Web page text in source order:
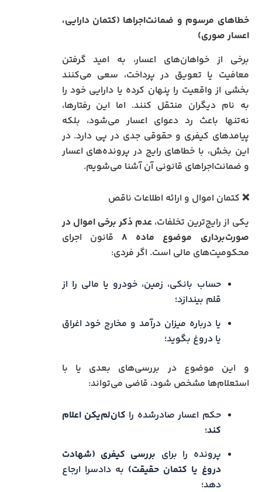
خطاهای مرسوم و ضمانت‌اجراها (کتمان دارایی،
اعسار صوری)
برخی از خواهان‌های اعسار، به امید گرفتن
معافیت یا تعویق در پرداخت، سعی می‌کنند
بخشی از واقعیت را پنهان کرده یا دارایی خود را
به نام دیگران منتقل کنند. اما این رفتارها،
نه‌تنها باعث رد دعوای اعسار می‌شود، بلکه
پیامدهای کیفری و حقوقی جدی در پی دارد. در
این بخش، با خطاهای رایج در پرونده‌های اعسار
و ضمانت‌اجراهای قانونی آن آشنا می‌شویم.
❌ کتمان اموال و ارائه اطلاعات ناقص
یکی از رایج‌ترین تخلفات، عدم ذکر برخی اموال در
صورت‌برداری موضوع ماده ۸
قانون اجرای
محکومیت‌های مالی است. اگر فردی:
حساب بانکی، زمین، خودرو یا مالی را از
قلم بیندازد؛
یا درباره میزان درآمد و مخارج خود اغراق
یا دروغ بگوید؛
و این موضوع در بررسی‌های بعدی یا با
استعلام‌ها مشخص شود، قاضی می‌تواند:
حکم اعسار صادرشده را کان‌لم‌یکن اعلام
کند؛
پرونده را برای بررسی کیفری (شهادت
دروغ یا کتمان حقیقت) به دادسرا ارجاع
دهد؛